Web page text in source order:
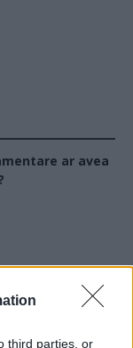
third parties, or
ar avea